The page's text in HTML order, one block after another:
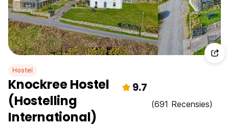
Hostel
Knockree Hostel
(Hostelling
International)
9.7
(691 Recensies)